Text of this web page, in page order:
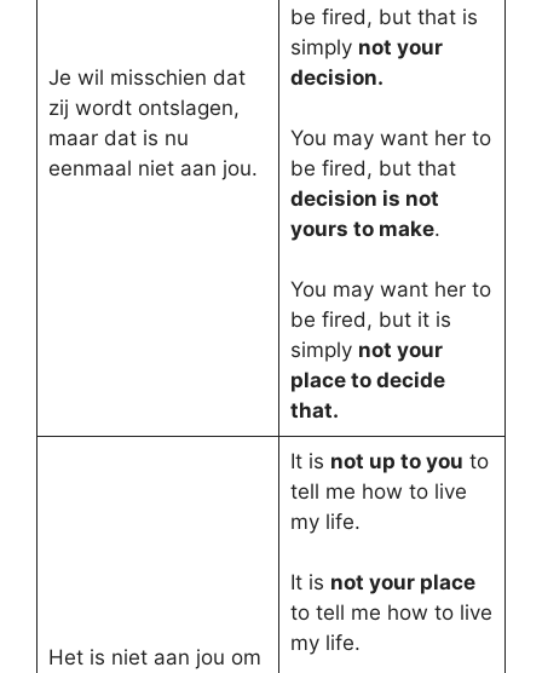
Je wil misschien dat
zij wordt ontslagen,
maar dat is nu
eenmaal niet aan jou.
be fired, but that is
simply not your
decision.
You may want her to
be fired, but that
decision is not
yours to make.
You may want her to
be fired, but it is
simply not your
place to decide
that.
Het is niet aan jou om
It is not up to you to
tell me how to live
my life.
It is not your place
to tell me how to live
my life.